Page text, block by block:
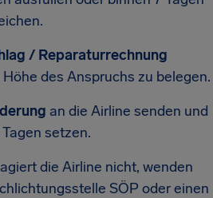
/ Reparatur­rechnung
des Anspruchs zu belegen.
an die Airline senden und
setzen.
die Airline nicht, wenden
SÖP oder einen